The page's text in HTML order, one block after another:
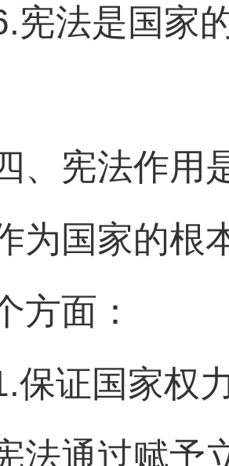
宪法是国家
、宪法作用
为国家的根
方面：
保证国家权
法通过赋予